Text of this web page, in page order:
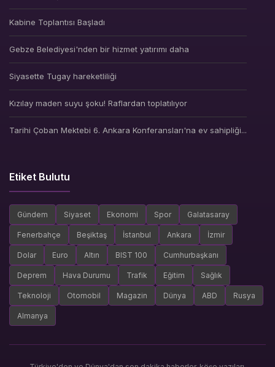
Kabine Toplantısı Başladı
Gebze Belediyesi'nden bir hizmet yatırımı daha
Siyasette Tugay hareketliliği
Kızılay maden suyu şoku! Raflardan toplatılıyor
Tarihi Çoban Mektebi 6. Ankara Konferansları'na ev sahipliği...
Etiket Bulutu
Gündem Siyaset Ekonomi Spor Galatasaray
Fenerbahçe Beşiktaş İstanbul Ankara İzmir
Dolar Euro Altın BIST 100 Cumhurbaşkanı
Deprem Hava Durumu Trafik Eğitim Sağlık
Teknoloji Otomobil Magazin Dünya ABD Rusya
Almanya